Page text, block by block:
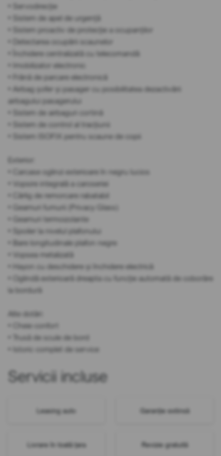
• Servodirecție
• Sistem de apel de urgență
• Sistem proactiv de protecție a ocupanților
• Detectarea ocupării scaunelor
• Închidere centralizată cu telecomandă
• Imobilizator electronic
• Frână de parcare electronică
• Airbag șofer și pasager cu posibilitatea dezactivării
airbagului pasagerului
• Sistem de airbaguri cortină
• Sistem de control al tracțiunii
• Sistem ISOFIX pentru scaune de copii
Exterior:
• Carcase oglinzi exterioare în negru lucios
• Vopsire integrală a caroseriei
• Cârlig de remorcare rabatabil
• Geamuri fumurii (Privacy Glass)
• Geamuri termoizolante
• Spoiler la nivelul plafonului
• Bare longitudinale plafon negre
• Vopsea metalizată
• Hayon cu deschidere și închidere electrică
• Oglindă exterioară dreapta cu funcție automată de coborâre
la bordură
Alte dotări:
• Cheie confort
• Trusă de scule de bord
• Istoric complet de service
Servicii incluse
Leasing auto Garanție extinsă
Livrare în toată țara Revizie gratuită